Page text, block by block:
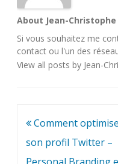
About Jean-Christophe
Si vous souhaitez me
contact ou l'un des
View all posts by Jean-
Navigation
de
l’article
Comment
son profil Twitter –
Personal Branding